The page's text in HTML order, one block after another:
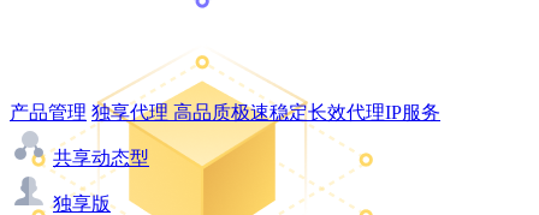
产品管理 独享代理 高品质极速稳定长效代理IP服务
共享动态型
独享版